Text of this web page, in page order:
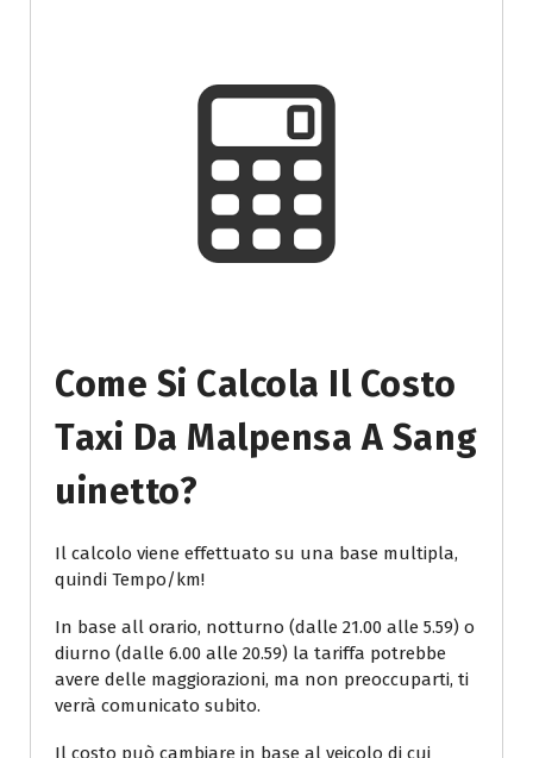
Come Si Calcola Il Costo
Taxi Da Malpensa A Sang
Uinetto?
Il calcolo viene effettuato su una base multipla,
quindi Tempo/km!
In base all orario, notturno (dalle 21.00 alle 5.59) o
diurno (dalle 6.00 alle 20.59) la tariffa potrebbe
avere delle maggiorazioni, ma non preoccuparti, ti
verrà comunicato subito.
Il costo può cambiare in base al veicolo di cui